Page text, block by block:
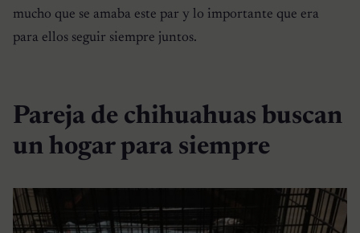
mucho que se amaba este par y lo importante que era
para ellos seguir siempre juntos.
Pareja de chihuahuas buscan
un hogar para siempre